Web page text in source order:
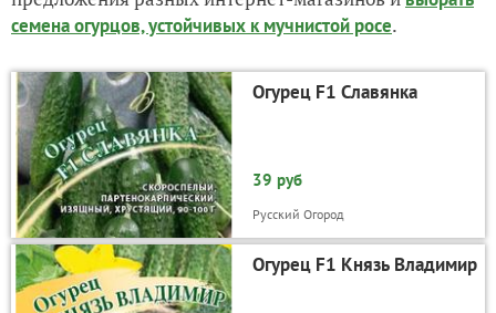
семена огурцов, устойчивых к мучнистой росе.
Огурец F1 Славянка
39 руб
Русский Огород
Огурец F1 Князь Владимир